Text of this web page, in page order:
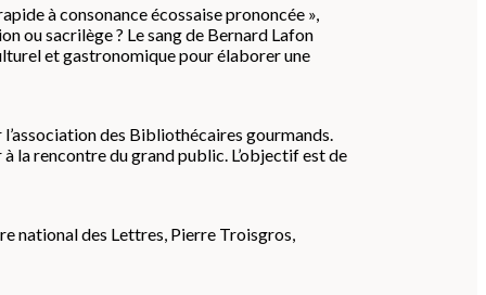
à consonance écossaise prononcée »,
ou sacrilège ? Le sang de Bernard Lafon
et gastronomique pour élaborer une
des Bibliothécaires gourmands.
la rencontre du grand public. L’objectif est de
national des Lettres, Pierre Troisgros,